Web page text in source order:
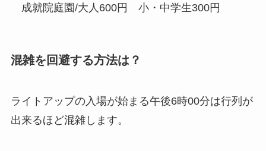
成就院庭園/大人600円 小・中学生300円
混雑を回避する方法は？
ライトアップの入場が始まる午後6時00分は行列が
出来るほど混雑します。